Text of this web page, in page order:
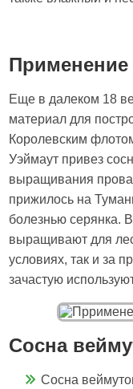
Еще в далеком 18
материал для
Королевским
Уэймаут привез
выращивания
прижилось на
болезнью серянка.
выращивают для
условиях, так и за
зачастую
Сосна
Сосна